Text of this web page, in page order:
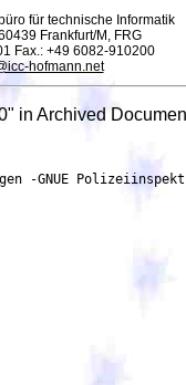
für technische Informatik
Frankfurt/M, FRG
Fax.: +49 6082-910200
hofmann.net
in Archived
zur Bekämpfung internationaler Bestechung (Bestechung
            ausländischer Abgeordneter im Zusammenhang mit internationalem Geschäftsverkehr)
            Kinderarbeit und andere Formen des Menschenhandels: gemäß § 6e Abs. 1 Nr. 10 EU VOB/A
            i. V. m. den §§ 232, 232a Absatz 1 bis 5, den §§ 232b bis 233a StGB (Menschenhandel,
	    Zwangsprostitution, Zwangsarbeit, Ausbeutung der Arbeitskraft, Ausbeutung unter
	    Ausnutzung einer Freiheitsberaubung)
   5. Los
       5.1. Los: LOT-0001
	    Titel: Los 432 Heizungstechnische Anlagen - GNUE Polizeiinspektion Magdeburg (einschl. PI
	    Zentrale Dienste), TM 5.8 Neubau Haus B (NML 223-25)
            Beschreibung: 1 Stk Heizungsverteiler (ca. 3m für 6 Stück Heizkreise) 1 Stk